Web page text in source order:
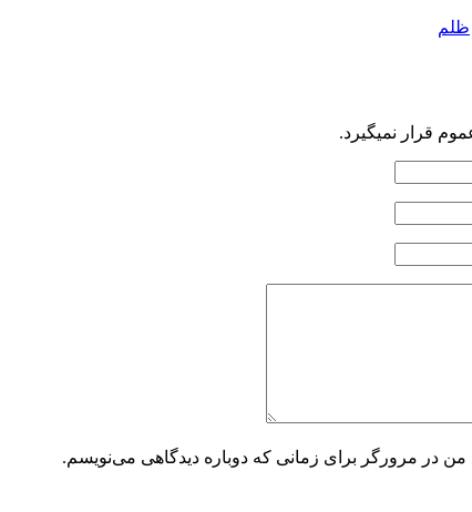
ظلم
قرار نمیگیرد.
من در مرورگر برای زمانی که دوباره دیدگاهی می‌نویسم.